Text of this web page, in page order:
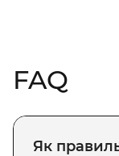
поєднуються з
Светри з V-
подовжують
обирають для
FAQ
Як